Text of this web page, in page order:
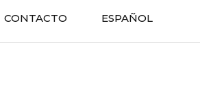
CONTACTO ESPAÑOL